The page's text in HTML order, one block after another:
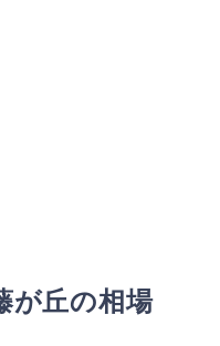
が丘の相場